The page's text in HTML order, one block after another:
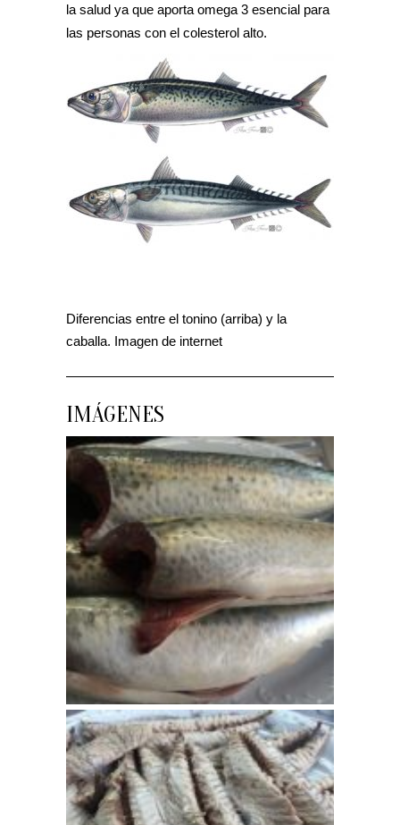
la salud ya que aporta omega 3 esencial para
las personas con el colesterol alto.
Diferencias entre el tonino (arriba) y la
caballa. Imagen de internet
IMÁGENES